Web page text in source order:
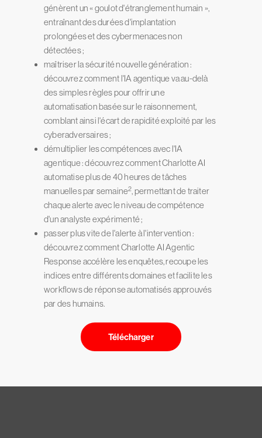
génèrent un « goulot d'étranglement humain »,
entraînant des durées d'implantation
prolongées et des cybermenaces non
détectées ;
maîtriser la sécurité nouvelle génération :
découvrez comment l'IA agentique va au-delà
des simples règles pour offrir une
automatisation basée sur le raisonnement,
comblant ainsi l'écart de rapidité exploité par les
cyberadversaires ;
démultiplier les compétences avec l'IA
agentique : découvrez comment Charlotte AI
automatise plus de 40 heures de tâches
manuelles par semaine2, permettant de traiter
chaque alerte avec le niveau de compétence
d'un analyste expérimenté ;
passer plus vite de l'alerte à l'intervention :
découvrez comment Charlotte AI Agentic
Response accélère les enquêtes, recoupe les
indices entre différents domaines et facilite les
workflows de réponse automatisés approuvés
par des humains.
Télécharger